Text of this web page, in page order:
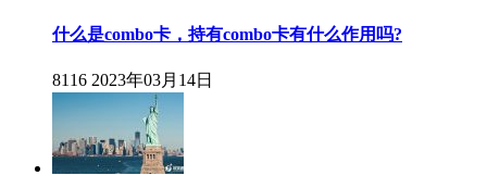
什么是combo卡，持有combo卡有什么作用吗?
8116 2023年03月14日